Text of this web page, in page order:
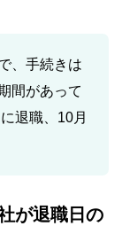
、手続きは
間があって
退職、10月
が退職日の